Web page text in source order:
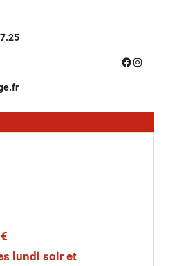
Facebook
lundi soir et